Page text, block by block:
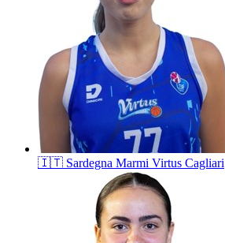
🇮🇹 Sardegna Marmi Virtus Cagliari